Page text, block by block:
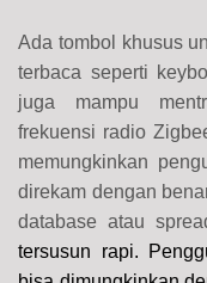
Ada tombol khusus
terbaca seperti
juga mampu
frekuensi radio
memungkinkan
direkam dengan
database atau
tersusun rapi.